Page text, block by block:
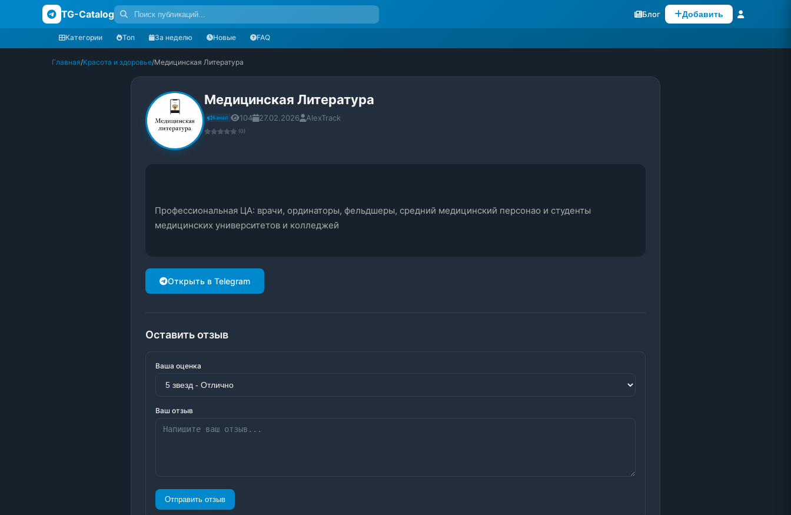
TG-Catalog Блог Добавить
Категории Топ За неделю Новые FAQ
Главная/Красота и здоровье/Медицинская Литература
Медицинская Литература
Канал 104 27.02.2026 AlexTrack
(0)
Профессиональная ЦА: врачи, ординаторы, фельдшеры, средний медицинский персонао и студенты
медицинских университетов и колледжей
Открыть в Telegram
Оставить отзыв
Ваша оценка
Ваш отзыв
Отправить отзыв